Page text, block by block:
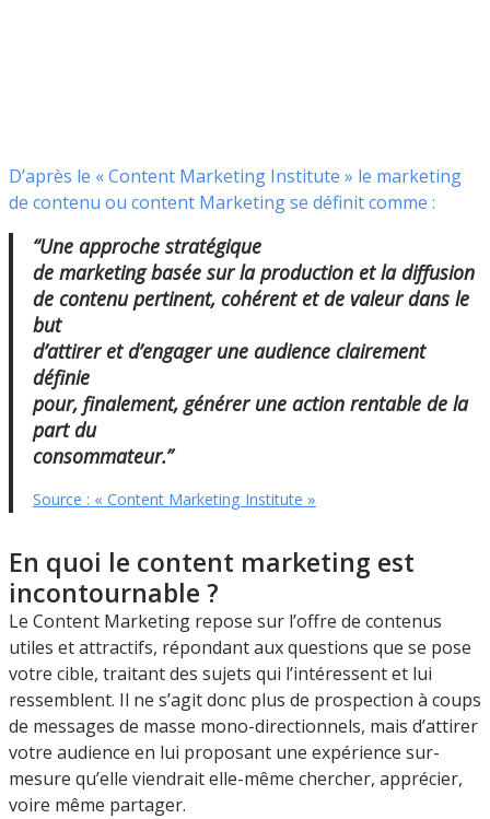
D’après le « Content Marketing Institute » le marketing
de contenu ou content Marketing se définit comme :
“Une approche stratégique
de marketing basée sur la production et la diffusion
de contenu pertinent, cohérent et de valeur dans le
but
d’attirer et d’engager une audience clairement
définie
pour, finalement, générer une action rentable de la
part du
consommateur.”
Source : « Content Marketing Institute »
En quoi le content marketing est
incontournable ?
Le Content Marketing repose sur l’offre de contenus
utiles et attractifs, répondant aux questions que se pose
votre cible, traitant des sujets qui l’intéressent et lui
ressemblent. Il ne s’agit donc plus de prospection à coups
de messages de masse mono-directionnels, mais d’attirer
votre audience en lui proposant une expérience sur-
mesure qu’elle viendrait elle-même chercher, apprécier,
voire même partager.